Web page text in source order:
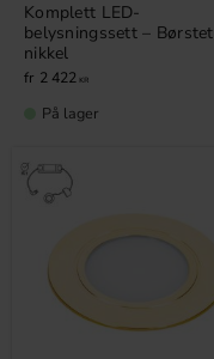
Komplett LED-
belysningssett – Børstet
nikkel
2 422 KR
På lager